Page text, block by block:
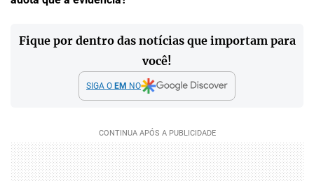
Fique por dentro das notícias que importam para
você!
SIGA O EM NO